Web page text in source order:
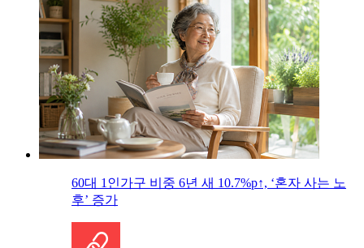
60대 1인가구 비중 6년 새 10.7%p↑, ‘혼자 사는 노
후’ 증가